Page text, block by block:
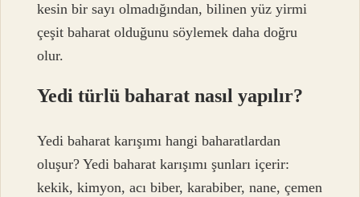
kesin bir sayı olmadığından, bilinen yüz yirmi
çeşit baharat olduğunu söylemek daha doğru
olur.
Yedi türlü baharat nasıl yapılır?
Yedi baharat karışımı hangi baharatlardan
oluşur? Yedi baharat karışımı şunları içerir:
kekik, kimyon, acı biber, karabiber, nane, çemen